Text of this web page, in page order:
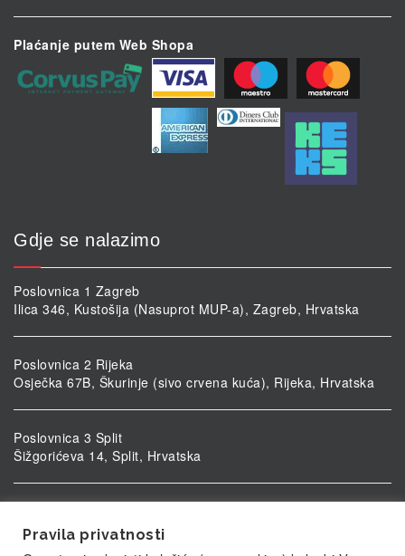
Plaćanje putem Web Shopa
Gdje se nalazimo
Poslovnica 1 Zagreb
Ilica 346, Kustošija (Nasuprot MUP-a), Zagreb, Hrvatska
Poslovnica 2 Rijeka
Osječka 67B, Škurinje (sivo crvena kuća), Rijeka, Hrvatska
Poslovnica 3 Split
Šižgorićeva 14, Split, Hrvatska
Ulica kardinala Alojzija Stepinca 5, Vukovar, Hrvatska
Pravila privatnosti